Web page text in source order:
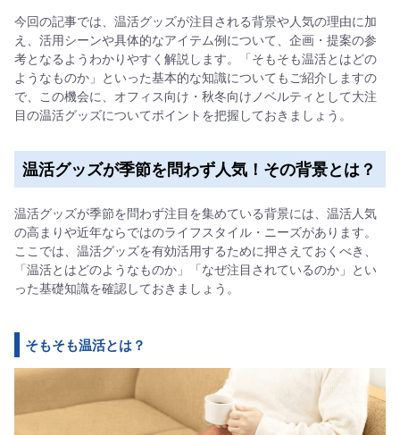
今回の記事では、温活グッズが注目される背景や人気の理由に加
え、活用シーンや具体的なアイテム例について、企画・提案の参
考となるようわかりやすく解説します。「そもそも温活とはどの
ようなものか」といった基本的な知識についてもご紹介しますの
で、この機会に、オフィス向け・秋冬向けノベルティとして大注
目の温活グッズについてポイントを把握しておきましょう。
温活グッズが季節を問わず人気！その背景とは？
温活グッズが季節を問わず注目を集めている背景には、温活人気
の高まりや近年ならではのライフスタイル・ニーズがあります。
ここでは、温活グッズを有効活用するために押さえておくべき、
「温活とはどのようなものか」「なぜ注目されているのか」とい
った基礎知識を確認しておきましょう。
そもそも温活とは？